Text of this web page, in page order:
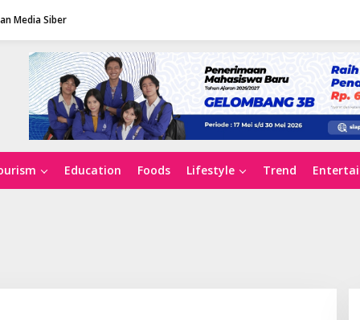
Media Siber
Education Foods Lifestyle Trend